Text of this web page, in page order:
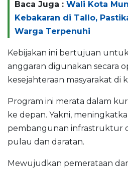
Baca Juga : Wali Kota
Kebakaran di Tallo,
Warga Terpenuhi
Kebijakan ini bertujuan
anggaran digunakan secara
kesejahteraan masyarakat di
Program ini merata dalam
ke depan. Yakni,
pembangunan infrastruktur
pulau dan daratan.
Mewujudkan pemerataan